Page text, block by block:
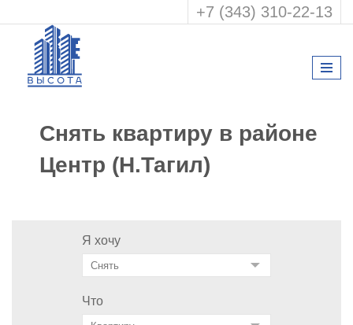
+7 (343) 310-22-13
Снять квартиру в районе
Центр (Н.Тагил)
Я хочу
Что